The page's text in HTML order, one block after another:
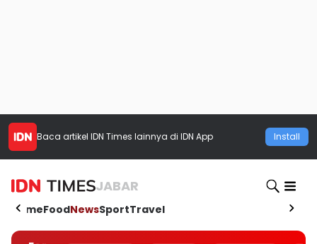
Baca artikel IDN Times lainnya di IDN App Install
JABAR
HomeFoodNewsSportTravel